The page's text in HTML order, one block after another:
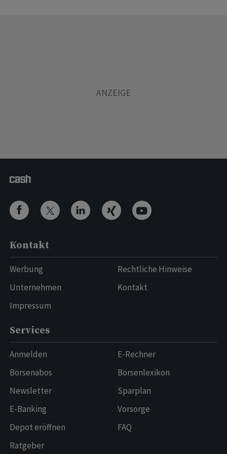
Kontakt
Werbung
Unternehmen
Impressum
Rechtliche Hinweise
Kontakt
Services
Anmelden
Börsenabos
Newsletter
E-Banking
Depot eröffnen
Ratgeber
E-Rechner
Börsenlexikon
Sparplan
Vorsorge
FAQ